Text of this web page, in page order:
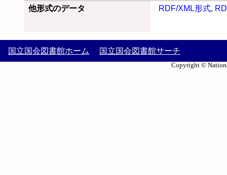
他形式のデータ RDF/XML形式,
国立国会図書館ホーム 国立国会図書館サーチ
Copyright ©